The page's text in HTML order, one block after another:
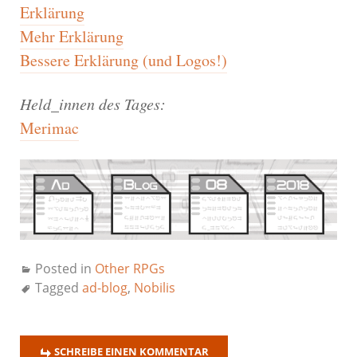
Erklärung
Mehr Erklärung
Bessere Erklärung (und Logos!)
Held_innen des Tages:
Merimac
Posted in Other RPGs
Tagged ad-blog, Nobilis
SCHREIBE EINEN KOMMENTAR